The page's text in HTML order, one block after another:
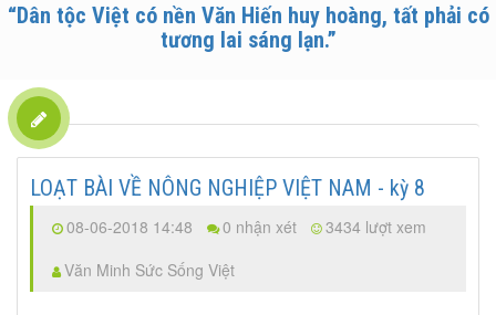
“Dân tộc Việt có nền Văn Hiến huy hoàng, tất phải có
tương lai sáng lạn.”
LOẠT BÀI VỀ NÔNG NGHIỆP VIỆT NAM - kỳ 8
08-06-2018 14:48 0 nhận xét
3434 lượt xem
Văn Minh Sức Sống Việt